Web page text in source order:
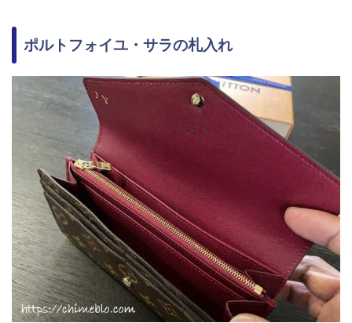
ポルトフォイユ・サラの札入れ